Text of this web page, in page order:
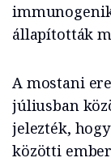
állapították
A mostani
júliusban
jelezték, hogy
közötti